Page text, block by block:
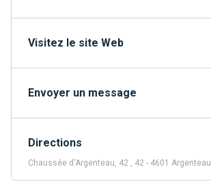
Visitez le site Web
Envoyer un message
Directions
Chaussée d'Argenteau, 42 , 42 - 4601 Argenteau